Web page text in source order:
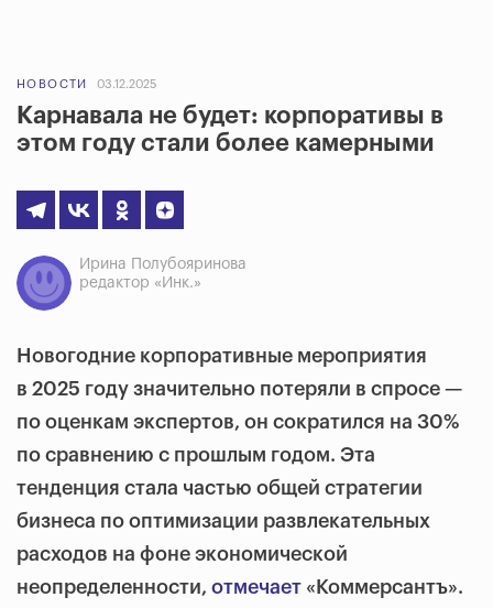
НОВОСТИ 03.12.2025
Карнавала не будет: корпоративы в
этом году стали более камерными
Ирина Полубояринова
редактор «Инк.»
Новогодние корпоративные мероприятия
в 2025 году значительно потеряли в спросе —
по оценкам экспертов, он сократился на 30%
по сравнению с прошлым годом. Эта
тенденция стала частью общей стратегии
бизнеса по оптимизации развлекательных
расходов на фоне экономической
неопределенности, отмечает «Коммерсантъ».